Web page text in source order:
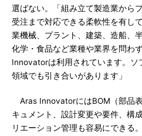
選ばない。「組み立て製造業から
受注まで対応できる柔軟性を有し
業機械、プラント、建築、造船、
化学・食品など業種や業界を問わ
Innovatorは利用されています。ソ
領域でも引き合いがあります」
Aras InnovatorにはBOM（部品
キュメント、設計変更や要件、構
リエーション管理も容易にできる